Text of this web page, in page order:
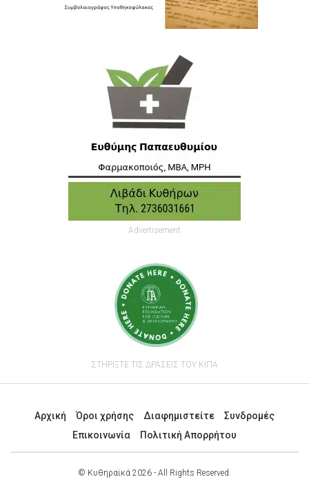
Advertisement
ΣΤΗΡΙΞΤΕ ΤΙΣ ΔΡΑΣΕΙΣ ΤΟΥ ΚΙΠΑ
Αρχική Όροι χρήσης Διαφημιστείτε
Συνδρομές
Επικοινωνία
Πολιτική Απορρήτου
© Κυθηραϊκά 2026 - All Rights Reserved.